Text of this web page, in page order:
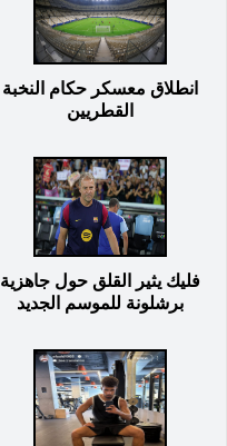
انطلاق معسكر حكام النخبة
القطريين
فليك يثير القلق حول جاهزية
برشلونة للموسم الجديد